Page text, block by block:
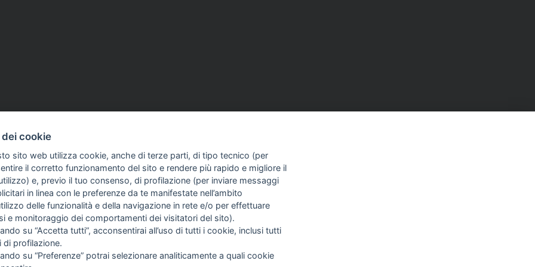
SULL'AZIENDA
SIAMO
GUIDA AGLI ACQUISTI
PROCEDURA DI ACQUISTO
DIRITTO DI RECESSO
dei cookie
sito web utilizza cookie, anche di terze parti, di tipo tecnico (per
il corretto funzionamento del sito e rendere più rapido e migliore il
e, previo il tuo consenso, di profilazione (per inviare messaggi
in linea con le preferenze da te manifestate nell’ambito
delle funzionalità e della navigazione in rete e/o per effettuare
e monitoraggio dei comportamenti dei visitatori del sito).
su “Accetta tutti”, acconsentirai all’uso di tutti i cookie, inclusi tutti
di profilazione.
su “Preferenze” potrai selezionare analiticamente a quali cookie